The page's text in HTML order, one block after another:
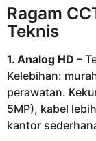
Ragam
Teknis
1. Analog HD –
Kelebihan:
perawatan.
5MP), kabel
kantor